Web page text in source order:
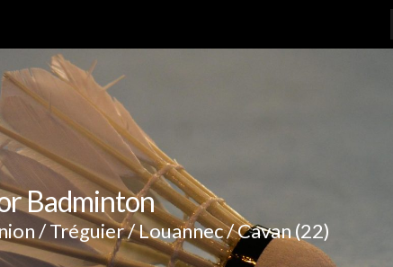
Badminton
/ Tréguier / Louannec / Cavan (22)